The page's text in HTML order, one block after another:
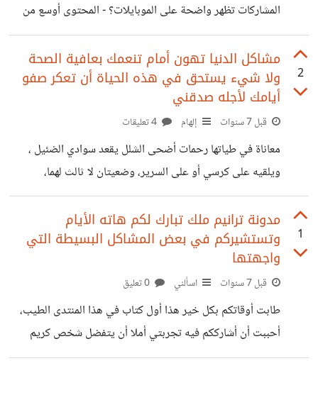
المشاركات تظهر واضحة على الموبايلات؟ - المحتوى أوسع من
الشاشة -النص صغير جدًا ولا يمكن قراءته -العناصر القابلة للنقر
قريبًا جدًا من بعضها هل من عبقري وبارع يجيبني ؟
2
مشاكل الدنيا تهون أمام تنعمك بعافية الصحة
ولا شيء يستحق في هذه الحياة أن تعكر صفو
أيامك لأجله صدقني
قبل 7 سنوات إلهام
معاناة في طياتها رحمات أضحى الشلل يقعد سوادي الضئيل ،
ويلقيه على كرسي أو على السرير، وضعيتان لا ثالث لهما،
اعتقدت لمدة بأن الأمر مؤقت وسرعان ما يزول المصاب، وتعود
إليّ الحياة، وتعود نفسي إلى نفسي .. كنت أترقب اللحظة التي
أقف فيها وامشي مجددا ، فأرخي سمع احساسي عساني أشعر بأي
اشارة تبشر بدبيب الشفاء ، صار المشي حلما أتوق وتتوق له كل
الأسرة . تمنيت أن يتحقق ليس لأجلي ولكن لأجل زهرتيّ
واحبتي ، لأجل أبي وأمي اللذان
1
مدونة ترانيم ملك تبارك لكم هاته الأيام
وتستشيركم في بعض المشاكل البسيطة التي
واجهتها
قبل 7 سنوات اسألني
طابت أوقاتكم بكل خير هذا أول كتاب في هذا المنتدى الطيب،
أحببت أن أشارككم فيه تجربتي أملا أن يتفضل شخص كريم
لديه دراية بهذا المجال، ويفيدني بحلول لبعض المشاكل التي